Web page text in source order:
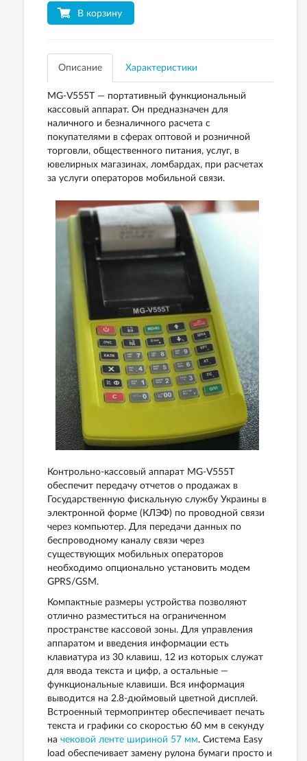
В корзину
Описание Характеристики
MG-V555T — портативный функциональный
кассовый аппарат. Он предназначен для
наличного и безналичного расчета с
покупателями в сферах оптовой и розничной
торговли, общественного питания, услуг, в
ювелирных магазинах, ломбардах, при расчетах
за услуги операторов мобильной связи.
Контрольно-кассовый аппарат MG-V555T
обеспечит передачу отчетов о продажах в
Государственную фискальную службу Украины в
электронной форме (КЛЭФ) по проводной связи
через компьютер. Для передачи данных по
беспроводному каналу связи через
существующих мобильных операторов
необходимо опционально установить модем
GPRS/GSM.
Компактные размеры устройства позволяют
отлично разместиться на ограниченном
пространстве кассовой зоны. Для управления
аппаратом и введения информации есть
клавиатура из 30 клавиш, 12 из которых служат
для ввода текста и цифр, а остальные —
функциональные клавиши. Вся информация
выводится на 2.8-дюймовый цветной дисплей.
Встроенный термопринтер обеспечивает печать
текста и графики со скоростью 60 мм в секунду
на чековой ленте шириной 57 мм. Система Easy
load обеспечивает замену рулона бумаги просто и